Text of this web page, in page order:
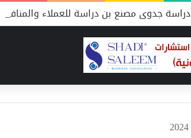
دراسة جدوى مصنع بن دراسة للعملاء والمنافسين